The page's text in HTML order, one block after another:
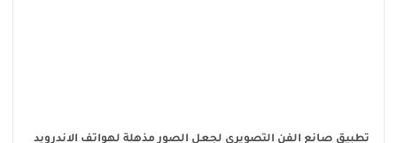
تطبيق صانع الفن التصويري لجعل الصور مذهلة لهواتف الاندرويد